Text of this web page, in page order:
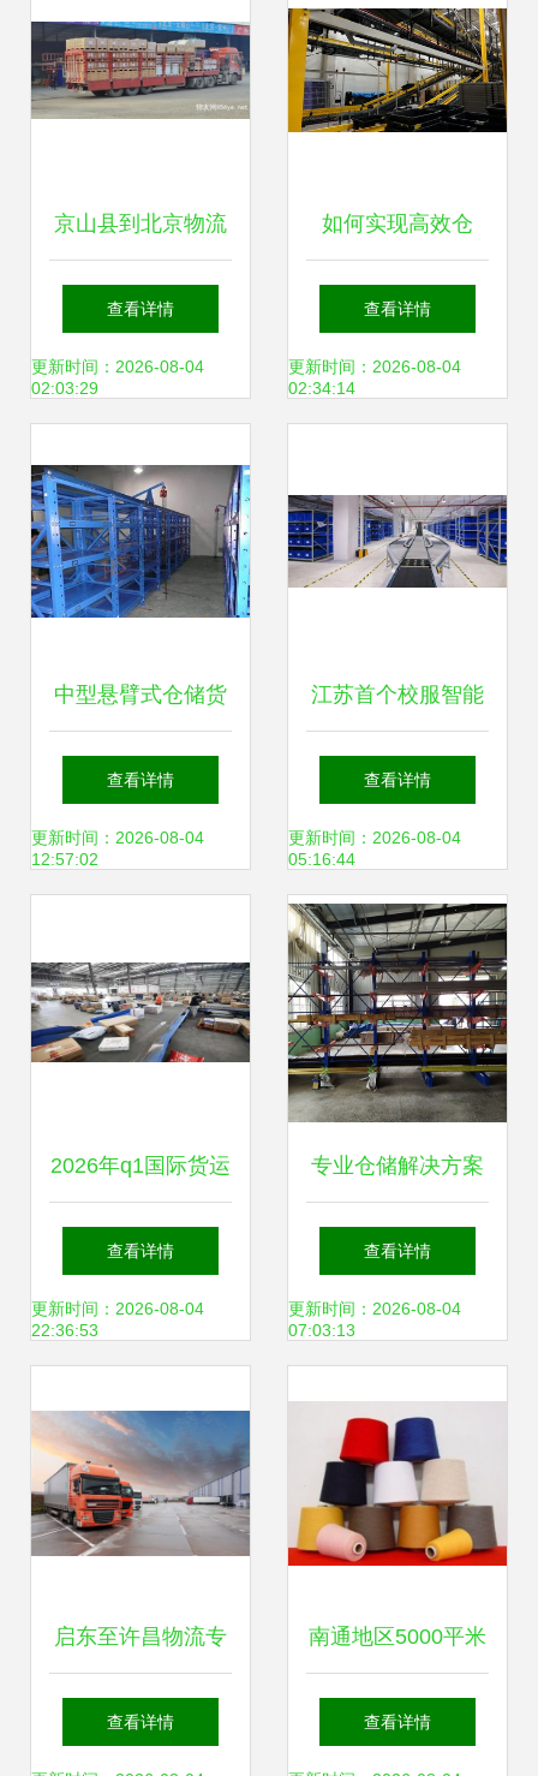
京山县到北京物流
全程高速与普通货
物仓储服务全解析
查看详情
更新时间：2026-08-04
02:03:29
如何实现高效仓
储，亚马逊运营中
心给出了答案
查看详情
更新时间：2026-08-04
02:34:14
中型悬臂式仓储货
架 提升普通货物仓
储效率的关键装备
查看详情
更新时间：2026-08-04
12:57:02
江苏首个校服智能
化仓储物流综合体
正式投用，开启“智
慧校服”新时代
查看详情
更新时间：2026-08-04
05:16:44
2026年q1国际货运
热门公司盘点与联
系全攻略
查看详情
更新时间：2026-08-04
22:36:53
专业仓储解决方案
不规则货物悬臂货
架生产与优质仓储
查看详情
更新时间：2026-08-04
07:03:13
启东至许昌物流专
线 以热情服务与专
查看详情
南通地区5000平米
普通货物仓储服务
查看详情